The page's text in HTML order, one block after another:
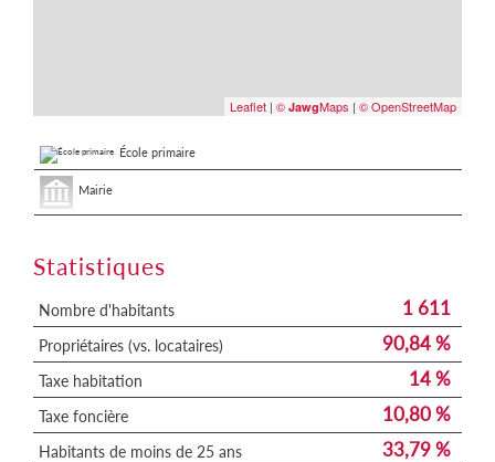
Leaflet | © JawgMaps | © OpenStreetMap
École primaire
Mairie
Statistiques
Nombre d'habitants 1 611
Propriétaires (vs. locataires) 90,84 %
Taxe habitation 14 %
Taxe foncière 10,80 %
Habitants de moins de 25 ans 33,79 %